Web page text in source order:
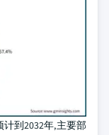
到2032年,主要部